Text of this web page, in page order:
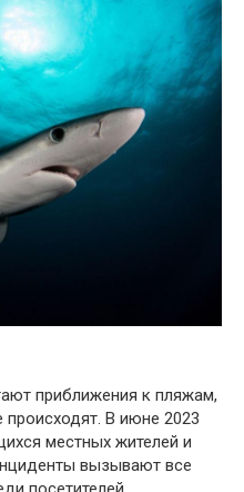
приближения к пляжам,
В июне 2023
местных жителей и
вызывают все